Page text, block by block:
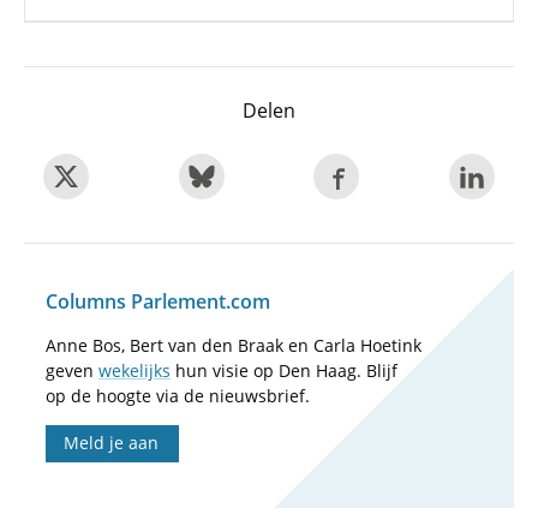
Delen
Columns Parlement.com
Anne Bos, Bert van den Braak en Carla Hoetink
geven wekelijks hun visie op Den Haag. Blijf
op de hoogte via de nieuwsbrief.
Meld je aan